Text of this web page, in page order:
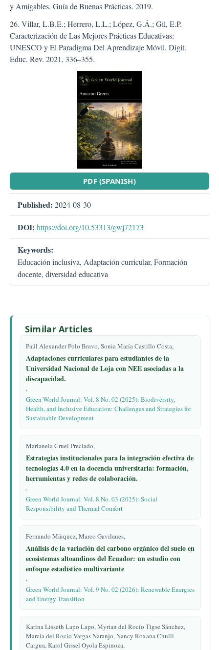
PDF (SPANISH)
Published: 2024-08-30
DOI: https://doi.org/10.53313/gwj72173
Keywords:
Educación inclusiva, Adaptación curricular, Formación
docente, diversidad educativa
y Amigables. Guía de Buenas Prácticas. 2019.
26. Villar, L.B.E.; Herrero, L.L.; López, G.Á.; Gil, E.P.
Caracterización de Las Mejores Prácticas Educativas:
UNESCO y El Paradigma Del Aprendizaje Móvil. Digit.
Educ. Rev. 2021, 336–355.
Similar Articles
Paúl Alexander Polo Bravo, Sonia María Castillo Costa,
Adaptaciones curriculares para estudiantes de la
Universidad Nacional de Loja con NEE asociadas a la
discapacidad.
,
Green World Journal: Vol. 8 No. 02 (2025): Biodiversity,
Health, and Inclusive Education: Challenges and Strategies for
Sustainable Development
Marianela Cruel Preciado,
Estrategias institucionales para la integración efectiva de
tecnologías 4.0 en la docencia universitaria: formación,
herramientas y redes de colaboración.
,
Green World Journal: Vol. 8 No. 03 (2025): Social
Responsibility and Thermal Comfort
Fernando Márquez, Marco Gavilanes,
Análisis de la variación del carbono orgánico del suelo en
ecosistemas altoandinos del Ecuador: un estudio con
enfoque estadístico multivariante
,
Green World Journal: Vol. 9 No. 02 (2026): Renewable Energies
and Energy Transition
Karina Lisseth Lapo Lapo, Myrian del Rocío Tigse Sánchez,
Marcia del Rocío Vargas Naranjo, Nancy Roxana Chulli
Cargua, Karol Gissel Oyola Espinoza,